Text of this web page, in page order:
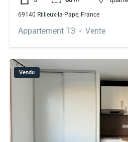
69140 Rillieux-la-Pape, France
Appartement T3 Vente
Vendu